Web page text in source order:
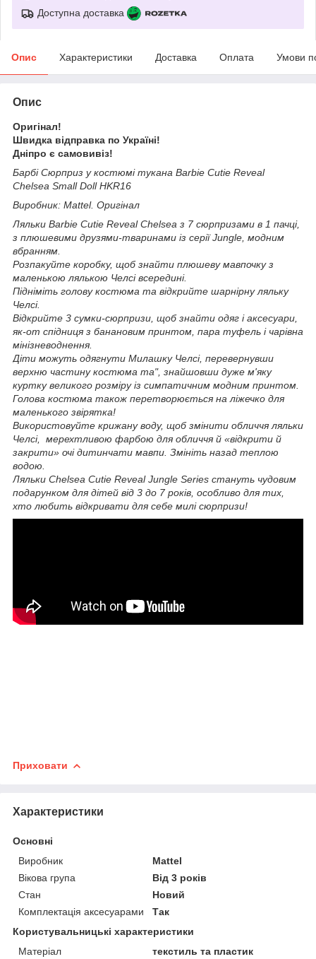
Доступна доставка
Опис Характеристики Доставка Оплата Умови
Опис
Оригінал!
Швидка відправка по Україні!
Дніпро є самовивіз!
Барбі Сюрприз у костюмі тукана Barbie Cutie Reveal
Chelsea Small Doll HKR16
Виробник: Mattel. Оригінал
Ляльки Barbie Cutie Reveal Chelsea з 7 сюрпризами в 1 пачці,
з плюшевими друзями-тваринами із серії Jungle, модним
вбранням.
Розпакуйте коробку, щоб знайти плюшеву мавпочку з
маленькою лялькою Челсі всередині.
Підніміть голову костюма та відкрийте шарнірну ляльку
Челсі.
Відкрийте 3 сумки-сюрпризи, щоб знайти одяг і аксесуари,
як-от спідниця з банановим принтом, пара туфель і чарівна
мінізневоднення.
Діти можуть одягнути Милашку Челсі, перевернувши
верхню частину костюма та", знайшовши дуже м'яку
куртку великого розміру із симпатичним модним принтом.
Голова костюма також перетворюється на ліжечко для
маленького звірятка!
Використовуйте крижану воду, щоб змінити обличчя ляльки
Челсі, мерехтливою фарбою для обличчя й «відкрити й
закрити» очі дитинчати мавпи. Змініть назад теплою
водою.
Ляльки Chelsea Cutie Reveal Jungle Series стануть чудовим
подарунком для дітей від 3 до 7 років, особливо для тих,
хто любить відкривати для себе милі сюрпризи!
Приховати
Характеристики
Основні
Виробник
Mattel
Вікова група
Від 3 років
Стан
Новий
Комплектація аксесуарами
Так
Користувальницькі характеристики
Матеріал
текстиль та пластик